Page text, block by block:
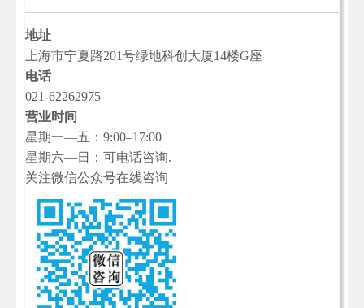
地址
上海市宁夏路201号绿地科创大厦14楼G座
电话
021-62262975
营业时间
星期一—五：9:00–17:00
星期六—日：可电话咨询.
关注微信公众号在线咨询